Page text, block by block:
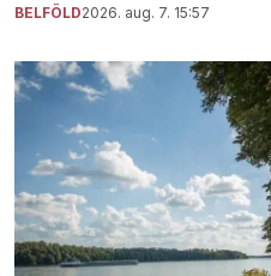
BELFÖLD2026. aug. 7. 15:57